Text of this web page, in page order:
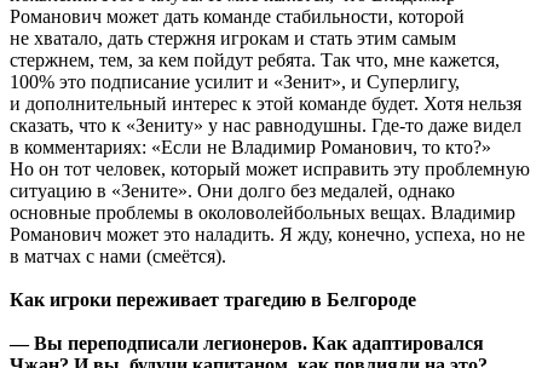
Романович может дать команде стабильности, которой
не хватало, дать стержня игрокам и стать этим самым
стержнем, тем, за кем пойдут ребята. Так что, мне кажется,
100% это подписание усилит и «Зенит», и Суперлигу,
и дополнительный интерес к этой команде будет. Хотя нельзя
сказать, что к «Зениту» у нас равнодушны. Где-то даже видел
в комментариях: «Если не Владимир Романович, то кто?»
Но он тот человек, который может исправить эту проблемную
ситуацию в «Зените». Они долго без медалей, однако
основные проблемы в околоволейбольных вещах. Владимир
Романович может это наладить. Я жду, конечно, успеха, но не
в матчах с нами (смеётся).
Как игроки переживает трагедию в Белгороде
— Вы переподписали легионеров. Как адаптировался